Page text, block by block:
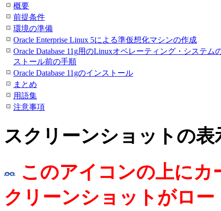
概要
前提条件
環境の準備
Oracle Enterprise Linux 5による準仮想化マシンの作成
Oracle Database 11g用のLinuxオペレーティング・システム
ストール前の手順
Oracle Database 11gのインストール
まとめ
用語集
注意事項
スクリーンショットの表
このアイコンの上に
クリーンショットがロ